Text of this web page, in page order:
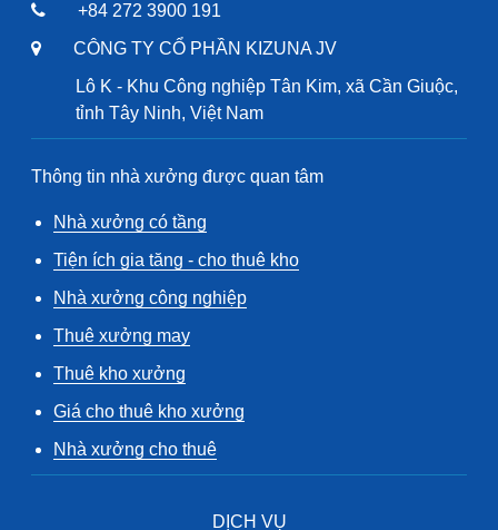
+84 272 3900 191
CÔNG TY CỔ PHẦN KIZUNA JV
Lô K - Khu Công nghiệp Tân Kim, xã Cần Giuộc,
tỉnh Tây Ninh, Việt Nam
Thông tin nhà xưởng được quan tâm
Nhà xưởng có tầng
Tiện ích gia tăng - cho thuê kho
Nhà xưởng công nghiệp
Thuê xưởng may
Thuê kho xưởng
Giá cho thuê kho xưởng
Nhà xưởng cho thuê
DỊCH VỤ